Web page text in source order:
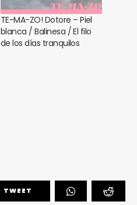
TE-MA-ZO! Dotore – Piel
blanca / Balinesa / El filo
de los días tranquilos
TWEET